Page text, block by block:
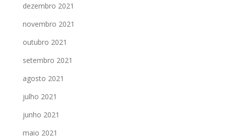
dezembro 2021
novembro 2021
outubro 2021
setembro 2021
agosto 2021
julho 2021
junho 2021
maio 2021